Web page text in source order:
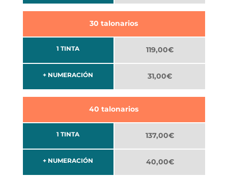
1 TINTA
+ NUMERACIÓN
30 talonarios
119,00€
31,00€
1 TINTA
+ NUMERACIÓN
40 talonarios
137,00€
40,00€